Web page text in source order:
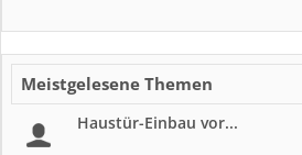
Meistgelesene Themen
Haustür-Einbau vor...